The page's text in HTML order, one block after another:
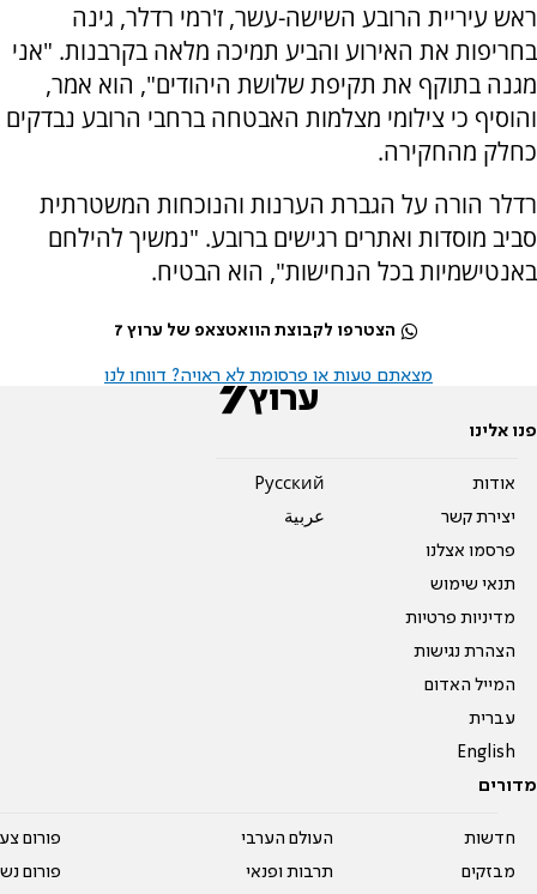
ראש עיריית הרובע השישה-עשר, ז'רמי רדלר, גינה
בחריפות את האירוע והביע תמיכה מלאה בקרבנות. "אני
מגנה בתוקף את תקיפת שלושת היהודים", הוא אמר,
והוסיף כי צילומי מצלמות האבטחה ברחבי הרובע נבדקים
כחלק מהחקירה.
רדלר הורה על הגברת הערנות והנוכחות המשטרתית
סביב מוסדות ואתרים רגישים ברובע. "נמשיך להילחם
באנטישמיות בכל הנחישות", הוא הבטיח.
הצטרפו לקבוצת הוואטצאפ של ערוץ 7
מצאתם טעות או פרסומת לא ראויה? דווחו לנו
פנו אלינו
אודות
יצירת קשר
פרסמו אצלנו
תנאי שימוש
מדיניות פרטיות
הצהרת נגישות
המייל האדום
עברית
English
Pусский
عربية
מדורים
חדשות
מבזקים
העולם הערבי
תרבות ופנאי
פורום
פורום